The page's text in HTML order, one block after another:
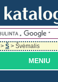
> Š > Švėmalis
MENIU